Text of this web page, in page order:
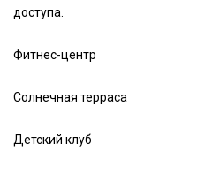
доступа.
Фитнес-центр
Солнечная терраса
Детский клуб